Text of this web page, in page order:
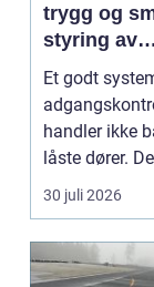
trygg og
styring av
tilganger
Et godt
handler ikke
låste dører.
om å ha
30 juli 2026